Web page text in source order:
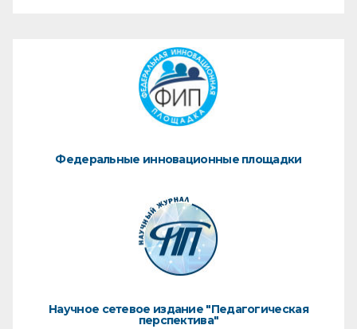
Федеральные инновационные площадки
Научное сетевое издание "Педагогическая
перспектива"